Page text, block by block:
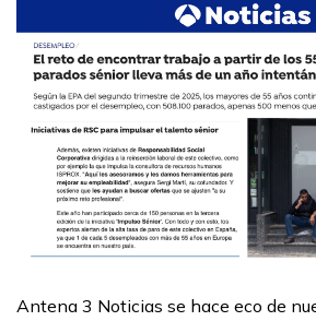
Antena 3 Noticias se hace eco de